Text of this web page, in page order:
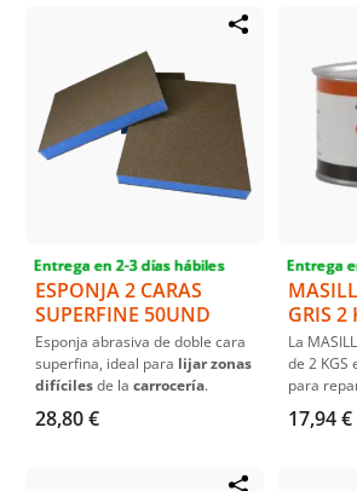
Entrega en 2-3 días hábiles
ESPONJA 2 CARAS
SUPERFINE 50UND
Esponja abrasiva de doble cara
superfina, ideal para lijar zonas
difícilesde la carrocería.
28,80 €
Entrega
GRIS 2
La
de 2 KGS
para
excelente
17,94 €